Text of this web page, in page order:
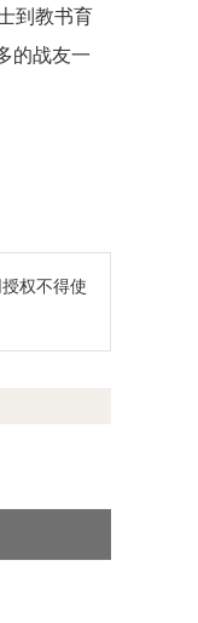
到教书育
的战友一
权不得使